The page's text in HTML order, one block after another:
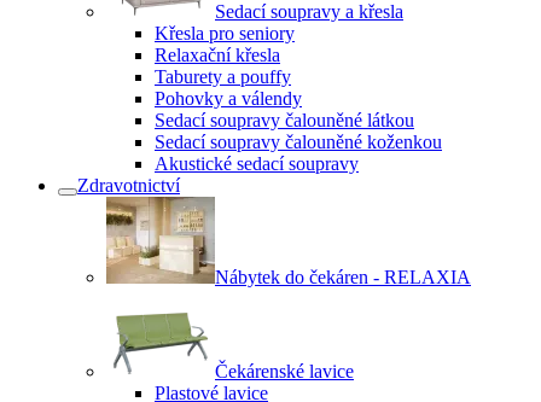
Sedací soupravy a křesla
Křesla pro seniory
Relaxační křesla
Taburety a pouffy
Pohovky a válendy
Sedací soupravy čalouněné látkou
Sedací soupravy čalouněné koženkou
Akustické sedací soupravy
Zdravotnictví
Nábytek do čekáren - RELAXIA
Čekárenské lavice
Plastové lavice